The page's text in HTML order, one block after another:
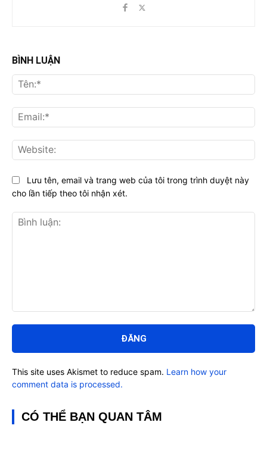
BÌNH LUẬN
luận:
Lưu tên, email và trang web của tôi trong trình duyệt này
cho lần tiếp theo tôi nhận xét.
This site uses Akismet to reduce spam. Learn how your
comment data is processed.
CÓ THỂ BẠN QUAN TÂM